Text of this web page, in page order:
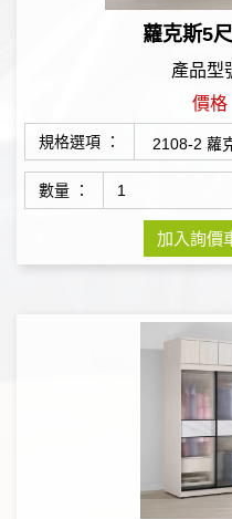
蘿克斯5
產品型
價格
規格選項 ：
數量 ：
加入詢價